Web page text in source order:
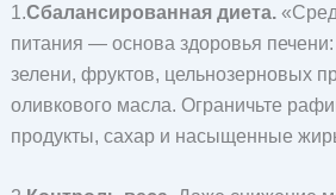
1.Сбалансированная диета.
питания — основа здоровья
зелени, фруктов, цельнозерновых
оливкового масла. Ограничьте
продукты, сахар и насыщенные